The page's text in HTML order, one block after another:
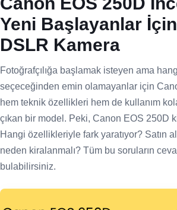
Yeni Başlayanlar
DSLR Kamera
Fotoğrafçılığa başlamak isteyen ama
seçeceğinden emin olamayanlar için
hem teknik özellikleri hem de kullanım
çıkan bir model. Peki, Canon EOS 250D
Hangi özellikleriyle fark yaratıyor? Satın
neden kiralanmalı? Tüm bu soruların
bulabilirsiniz.